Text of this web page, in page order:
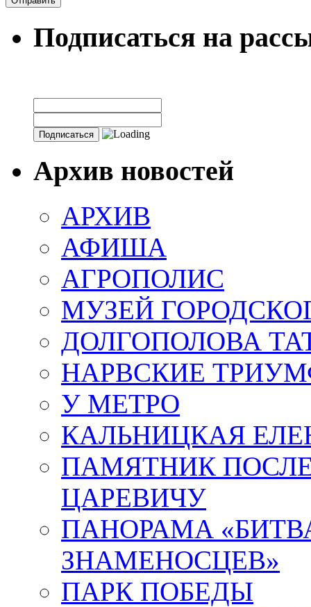
Подписаться на
Архив новостей
АРХИВ
АФИША
АГРОПОЛИС
МУЗЕЙ
ДОЛГОПОЛОВА
НАРВСКИЕ
У МЕТРО
КАЛЬНИЦКАЯ
ПАМЯТНИК
ЦАРЕВИЧУ
ПАНОРАМА
ЗНАМЕНОСЦЕВ»
ПАРК ПОБЕДЫ